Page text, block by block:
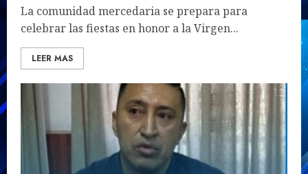
La comunidad mercedaria se prepara para
celebrar las fiestas en honor a la Virgen...
LEER MAS